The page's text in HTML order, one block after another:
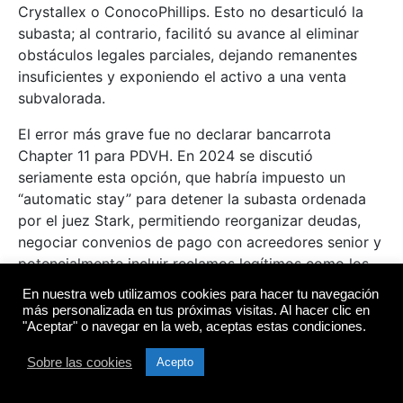
Crystallex o ConocoPhillips. Esto no desarticuló la
subasta; al contrario, facilitó su avance al eliminar
obstáculos legales parciales, dejando remanentes
insuficientes y exponiendo el activo a una venta
subvalorada.
El error más grave fue no declarar bancarrota
Chapter 11 para PDVH. En 2024 se discutió
seriamente esta opción, que habría impuesto un
“automatic stay” para detener la subasta ordenada
por el juez Stark, permitiendo reorganizar deudas,
negociar convenios de pago con acreedores senior y
potencialmente incluir reclamos legítimos como los
del “holocausto petrolero” (despidos masivos post-
paro 2002-2003). Aunque no garantizaba prioridad
alta para estos (como daños por violaciones DDHH),
sí habría forzado un esquema de pagos estructurado,
preservando Citgo para Venezuela. No se presentó
En nuestra web utilizamos cookies para hacer tu navegación
más personalizada en tus próximas visitas. Al hacer clic en
"Aceptar" o navegar en la web, aceptas estas condiciones.
Sobre las cookies Acepto